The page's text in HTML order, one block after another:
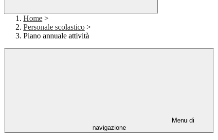
Home >
Personale scolastico >
Piano annuale attività
Menu di
navigazione